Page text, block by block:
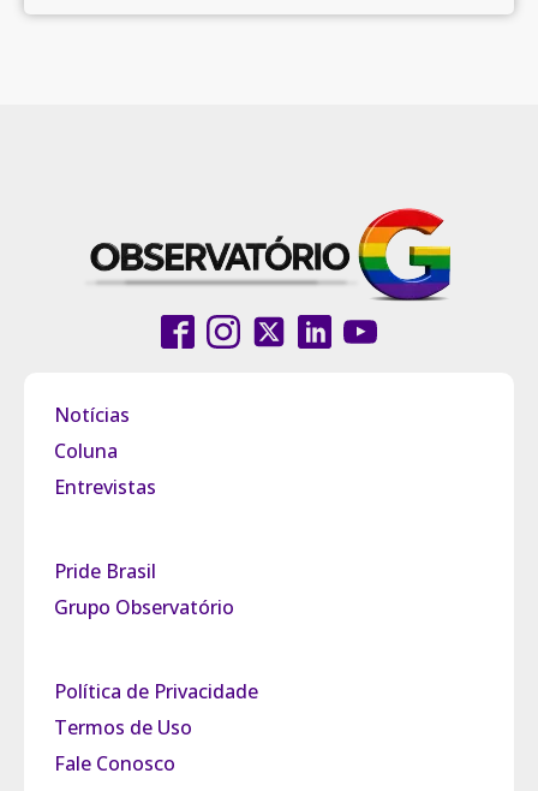
Notícias
Coluna
Entrevistas
Pride Brasil
Grupo Observatório
Política de Privacidade
Termos de Uso
Fale Conosco